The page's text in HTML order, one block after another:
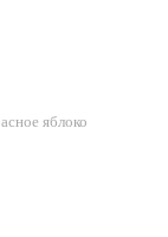
яблоко